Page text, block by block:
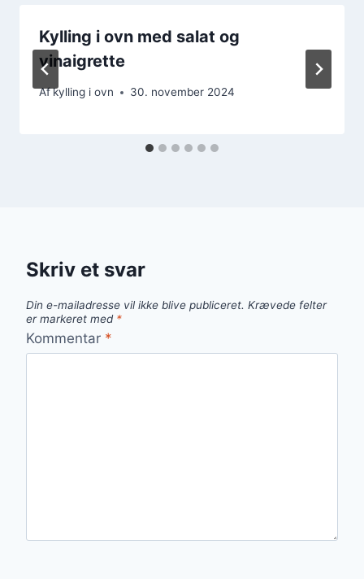
Kylling i ovn med salat og
vinaigrette
Afkylling i ovn 30. november 2024
Skriv et svar
Din e-mailadresse vil ikke blive publiceret. Krævede felter
er markeret med *
Kommentar *